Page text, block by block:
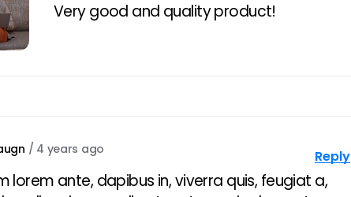
Very good and quality product!
/ 4 years ago
lorem ante, dapibus in, viverra quis, feugiat a,
Reply